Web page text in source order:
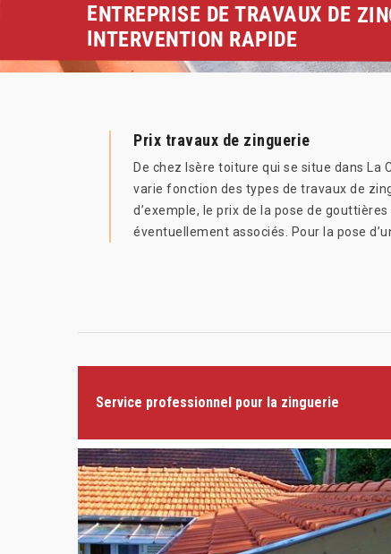
ENTREPRISE DE TRAVAUX DE
INTERVENTION RAPIDE
Prix travaux de zinguerie
De chez Isère toiture qui se situe dans La
varie fonction des types de travaux de
d’exemple, le prix de la pose de
éventuellement associés. Pour la pose
Service professionnel pour la zinguerie